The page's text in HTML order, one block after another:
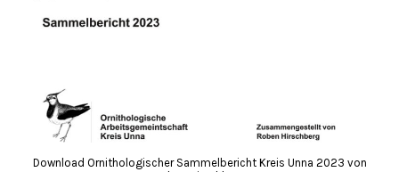
Download Ornithologischer Sammelbericht Kreis Unna 2023 von